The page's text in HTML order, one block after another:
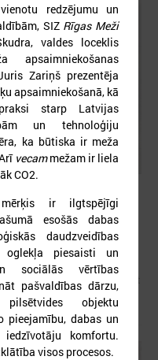
esošu bērnu
bez droša
profilakses iestādi nedrīkst
redzējumu un
SIZ Rīgas Meži
valdes loceklis
Zariņš prezentēja
apsaimniekošanā, kā
starp Latvijas
un tehnoloģiju
ka būtiska ir meža
vecammežam ir liela
CO2.
ir ilgtspējīgi
esošās dabas
daudzveidības
oglekļa piesaisti un
sociālās vērtības
pašvaldības dārzu,
objektu
pieejamību, dabas un
komfortu.
visos procesos.